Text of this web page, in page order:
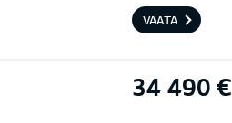
VAATA
34 490 €